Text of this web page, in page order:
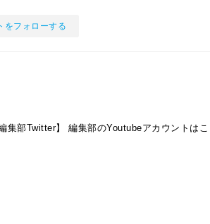
をフォローする
集部Twitter】
編集部のYoutubeアカウントはこ